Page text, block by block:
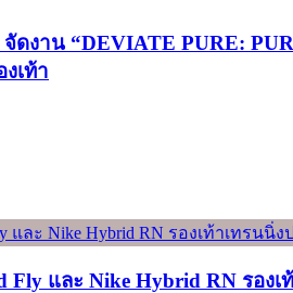
จัดงาน “DEVIATE PURE:
เท้า
Fly และ Nike Hybrid RN รอ